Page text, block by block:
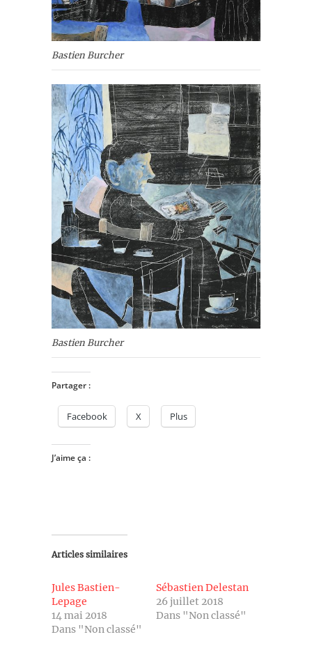
Bastien Burcher
Bastien Burcher
Partager :
Facebook X Plus
J’aime ça :
Articles similaires
Jules Bastien-
Lepage
14 mai 2018
Dans "Non classé"
Sébastien Delestan
26 juillet 2018
Dans "Non classé"